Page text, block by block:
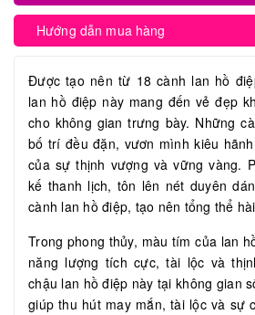
Hướng dẫn mua hàng
Được tạo nên từ 18 cành lan hồ
lan hồ điệp này mang đến vẻ đẹp
cho không gian trưng bày. Những
bố trí đều đặn, vươn mình kiêu
của sự thịnh vượng và vững vàng.
kế thanh lịch, tôn lên nét duyên
cành lan hồ điệp, tạo nên tổng thể
Trong phong thủy, màu tím của lan
năng lượng tích cực, tài lộc và
chậu lan hồ điệp này tại không gian
giúp thu hút may mắn, tài lộc và sự